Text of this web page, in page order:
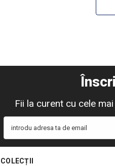
Fii la curent cu cele
introdu adresa ta de email
COLECȚII